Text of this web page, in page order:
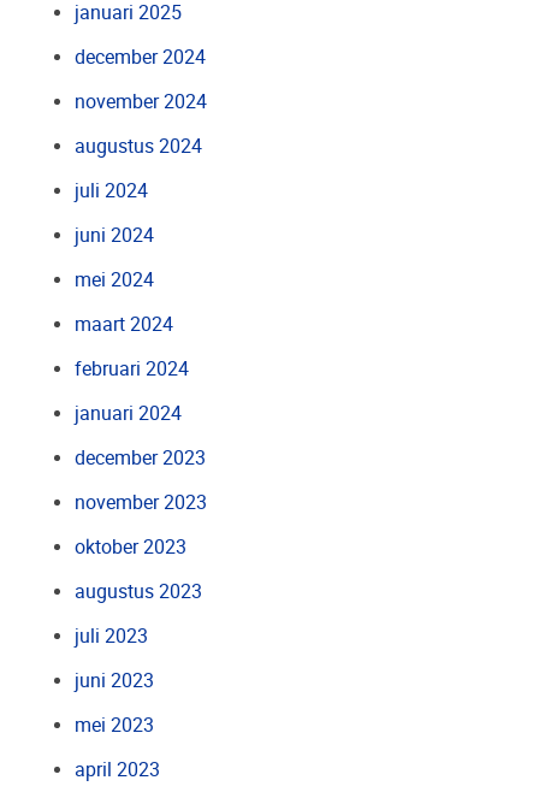
januari 2025
december 2024
november 2024
augustus 2024
juli 2024
juni 2024
mei 2024
maart 2024
februari 2024
januari 2024
december 2023
november 2023
oktober 2023
augustus 2023
juli 2023
juni 2023
mei 2023
april 2023